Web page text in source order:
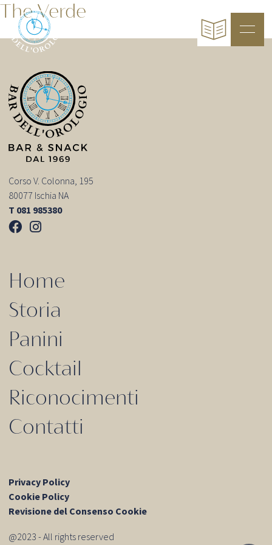
The Verde
Corso V. Colonna, 195
80077 Ischia NA
T 081 985380
Home
Storia
Panini
Cocktail
Riconocimenti
Contatti
Privacy Policy
Cookie Policy
Revisione del Consenso Cookie
@2023 - All rights reserved